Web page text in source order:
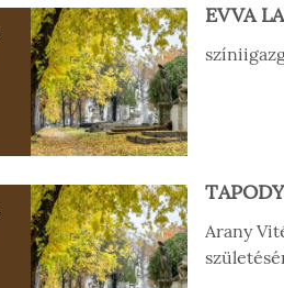
EVVA
Arany